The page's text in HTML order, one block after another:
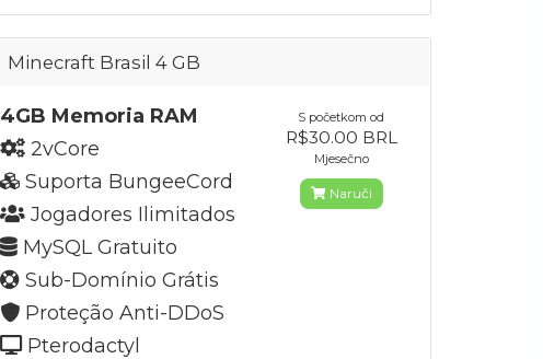
Minecraft Brasil 4 GB
4GB Memoria RAM
2vCore
Suporta BungeeCord
Jogadores Ilimitados
MySQL Gratuito
Sub-Domínio Grátis
Proteção Anti-DDoS
Pterodactyl
S početkom od
R$30.00 BRL
Mjesečno
Naruči